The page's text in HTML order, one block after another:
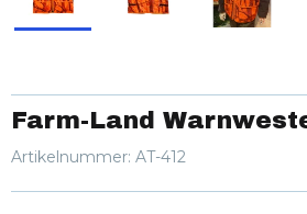
Farm-Land
Artikelnummer: AT-412